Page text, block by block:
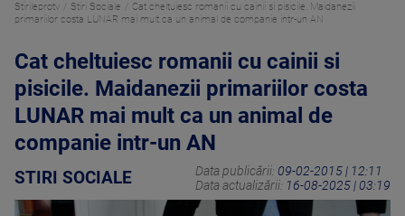
Stirileprotv Stiri Sociale
Cat cheltuiesc romanii cu cainii si pisicile. Maidanezii
primariilor costa LUNAR mai mult ca un animal de companie intr-un AN
Cat cheltuiesc romanii cu cainii si
pisicile. Maidanezii primariilor costa
LUNAR mai mult ca un animal de
companie intr-un AN
STIRI SOCIALE Data publicării: 09-02-2015 | 12:11
Data actualizării: 16-08-2025 | 03:19